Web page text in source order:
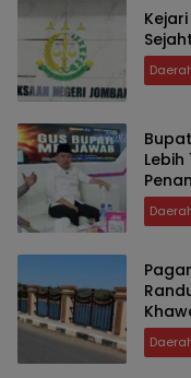
Lebih